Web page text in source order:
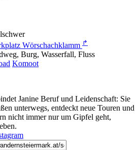
Wörschachklamm ↱
Burg, Wasserfall, Fluss
Komoot
Janine Beruf und Leidenschaft: Sie
unterwegs, entdeckt neue Touren und
nicht immer nur um Gipfel geht,